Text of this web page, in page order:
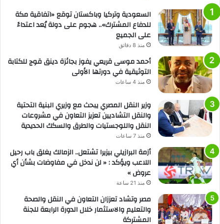
السعودية وتركيا وباكستان توقع «اتفاقية مكة
للدفاع المشترك».. هجوم على دولة يُعد اعتداءً
على الجميع
منذ 8 دقائق
أحمد موسى قريعي يفوز بجائزة دينق قوج للكتابة
التوثيقية في دورتها الأولى
منذ 4 ساعات
وزير النقل المصري يبحث مع وزيري البنية التحتية
والنقل التشاديين تعزيز التعاون في مشروعات
النقل واللوجستيات والطرق والسكك الحديدية
منذ 7 ساعات
أزمة البرازيلي بيزيرا تشتعل.. الزمالك يغلق باب رحيل
اللاعب ويؤكد : « لن ندخل في مفاوضات بشأن أي
عروض »
منذ 21 ساعة
مصر وتشاد تعززان التعاون في النقل والصحة
والتعليم والاستثمار خلال الدورة الرابعة للجنة
المشتركة